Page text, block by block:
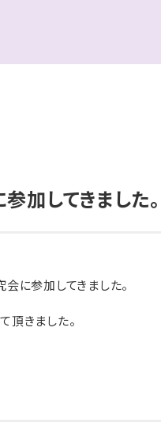
加してきました。
に参加してきました。
きました。